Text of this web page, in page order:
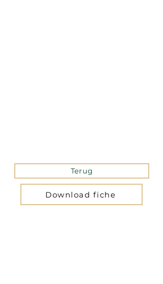
Terug
Download fiche